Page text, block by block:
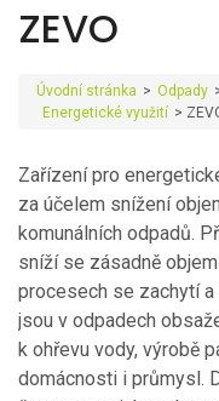
ZEVO
Úvodní stránka > Odpady
Energetické využití >
Zařízení pro
za účelem snížení
komunálních odpadů.
sníží se zásadně
procesech se zachytí
jsou v odpadech
k ohřevu vody, výrobě
domácnosti i průmysl.